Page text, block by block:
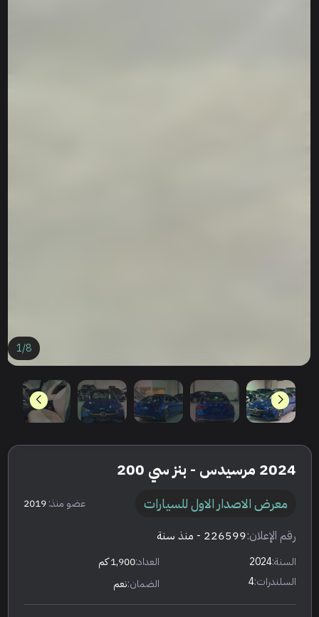
1/8
2024 مرسيدس - بنز سي 200
معرض الاصدار الاول للسيارات عضو منذ:2019
رقم الإعلان:226599 - منذ سنة
السنة:2024 العداد:1,900 كم
السلندرات:4 الضمان:نعم